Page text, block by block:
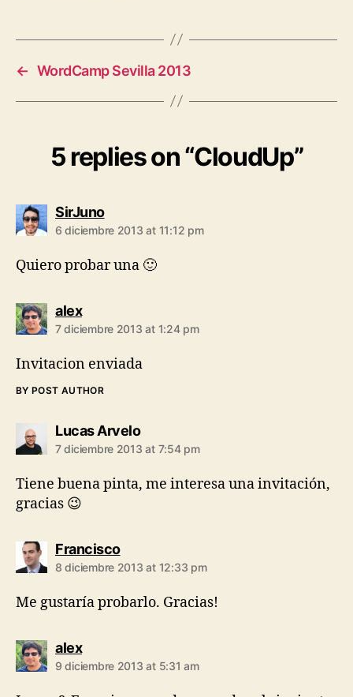
← WordCamp Sevilla 2013
5 replies on “CloudUp”
SirJunosays:
6 diciembre 2013 at 11:12 pm
Quiero probar una 🙂
alexsays:
7 diciembre 2013 at 1:24 pm
Invitacion enviada
BY POST AUTHOR
Lucas Arvelosays:
7 diciembre 2013 at 7:54 pm
Tiene buena pinta, me interesa una invitación,
gracias 😉
Franciscosays:
8 diciembre 2013 at 12:33 pm
Me gustaría probarlo. Gracias!
alexsays:
9 diciembre 2013 at 5:31 am